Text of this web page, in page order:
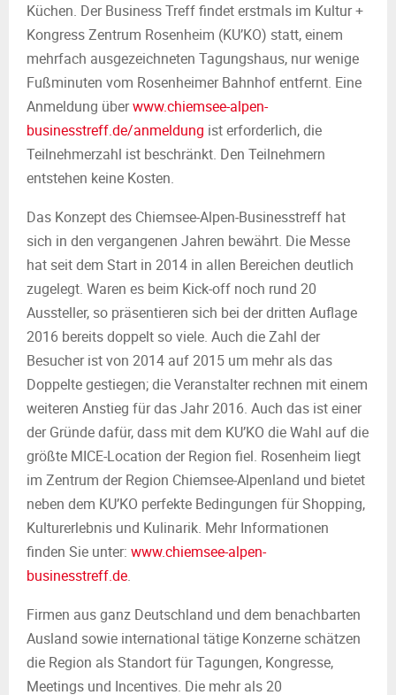
Küchen. Der Business Treff findet erstmals im Kultur +
Kongress Zentrum Rosenheim (KU’KO) statt, einem
mehrfach ausgezeichneten Tagungshaus, nur wenige
Fußminuten vom Rosenheimer Bahnhof entfernt. Eine
Anmeldung überwww.chiemsee-alpen-
businesstreff.de/anmeldung ist erforderlich, die
Teilnehmerzahl ist beschränkt. Den Teilnehmern
entstehen keine Kosten.
Das Konzept des Chiemsee-Alpen-Businesstreff hat
sich in den vergangenen Jahren bewährt. Die Messe
hat seit dem Start in 2014 in allen Bereichen deutlich
zugelegt. Waren es beim Kick-off noch rund 20
Aussteller, so präsentieren sich bei der dritten Auflage
2016 bereits doppelt so viele. Auch die Zahl der
Besucher ist von 2014 auf 2015 um mehr als das
Doppelte gestiegen; die Veranstalter rechnen mit einem
weiteren Anstieg für das Jahr 2016. Auch das ist einer
der Gründe dafür, dass mit dem KU’KO die Wahl auf die
größte MICE-Location der Region fiel. Rosenheim liegt
im Zentrum der Region Chiemsee-Alpenland und bietet
neben dem KU’KO perfekte Bedingungen für Shopping,
Kulturerlebnis und Kulinarik. Mehr Informationen
finden Sie unter: www.chiemsee-alpen-
businesstreff.de.
Firmen aus ganz Deutschland und dem benachbarten
Ausland sowie international tätige Konzerne schätzen
die Region als Standort für Tagungen, Kongresse,
Meetings und Incentives. Die mehr als 20